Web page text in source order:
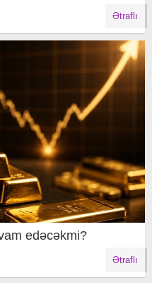
Ətraflı
edəcəkmi?
Ətraflı